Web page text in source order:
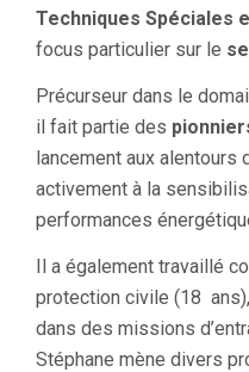
Techniques Spéciales
focus particulier sur le
Précurseur dans le
il fait partie des
lancement aux alentours
activement à la
performances
Il a également travaillé
protection civile (18
dans des missions
Stéphane mène divers